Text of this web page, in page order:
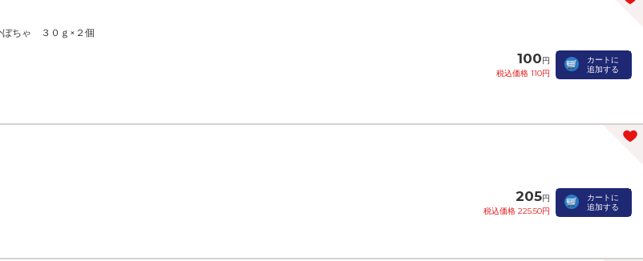
ちゃ ３０ｇ×２個
100円
税込価格 110円
カートに
追加する
205円
税込価格 225.50円
カートに
追加する